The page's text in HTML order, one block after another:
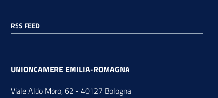
RSS FEED
UNIONCAMERE EMILIA-ROMAGNA
Viale Aldo Moro, 62 - 40127 Bologna